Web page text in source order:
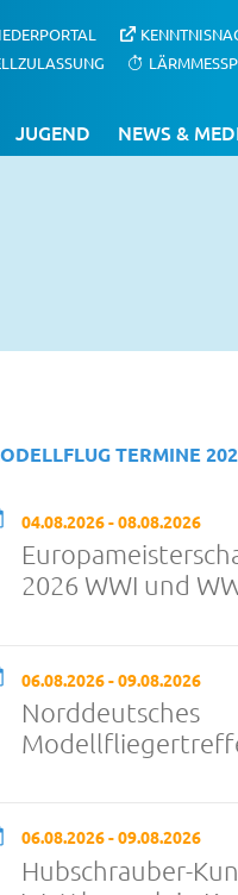
JUGEND NEWS &
TERMINE
04.08.2026 - 08.08.2026
2026 WWI und
06.08.2026 - 09.08.2026
Norddeutsches
06.08.2026 - 09.08.2026
Hubschrauber-